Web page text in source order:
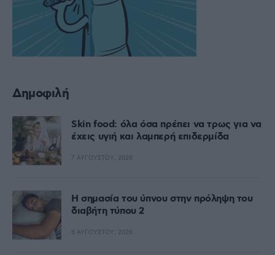
Δημοφιλή
Skin food: όλα όσα πρέπει να τρως για να
έχεις υγιή και λαμπερή επιδερμίδα
7 ΑΥΓΟΎΣΤΟΥ, 2026
Η σημασία του ύπνου στην πρόληψη του
διαβήτη τύπου 2
6 ΑΥΓΟΎΣΤΟΥ, 2026